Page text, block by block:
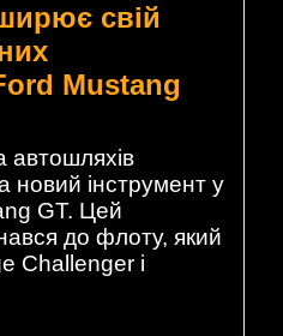
свій
Mustang
автошляхів
інструмент у
GT. Цей
до флоту, який
Challenger і